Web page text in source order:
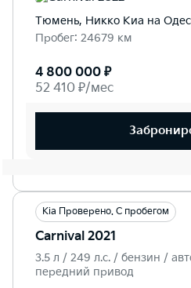
Тюмень, Никко Kиа на
Пробег: 24679 км
4 800 000 ₽
52 410 ₽/мес
Kia Проверено. С пробегом
Carnival 2021
3.5 л / 249 л.c. / бензин /
передний привод